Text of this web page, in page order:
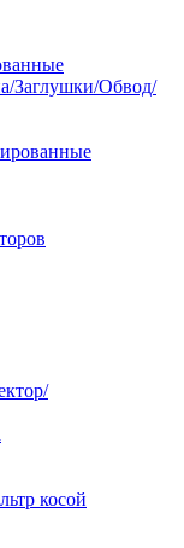
Заглушки/Обвод/
косой